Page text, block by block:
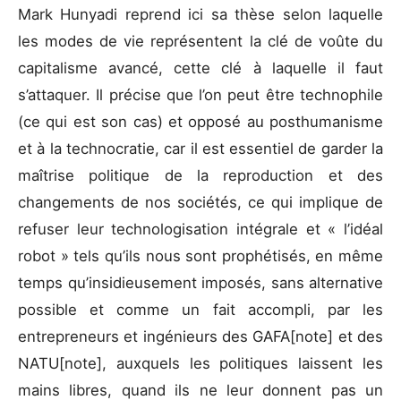
Mark Hunyadi reprend ici sa thèse selon laquelle
les modes de vie représentent la clé de voûte du
capitalisme avancé, cette clé à laquelle il faut
s’attaquer. Il précise que l’on peut être technophile
(ce qui est son cas) et opposé au posthumanisme
et à la technocratie, car il est essentiel de garder la
maîtrise politique de la reproduction et des
changements de nos sociétés, ce qui implique de
refuser leur technologisation intégrale et « l’idéal
robot » tels qu’ils nous sont prophétisés, en même
temps qu’insidieusement imposés, sans alternative
possible et comme un fait accompli, par les
entrepreneurs et ingénieurs des GAFA[note] et des
NATU[note], auxquels les politiques laissent les
mains libres, quand ils ne leur donnent pas un